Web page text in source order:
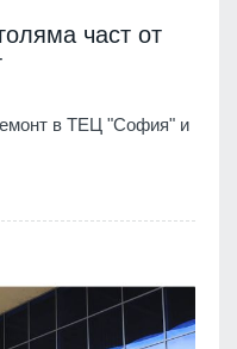
част от
в ТЕЦ "София" и